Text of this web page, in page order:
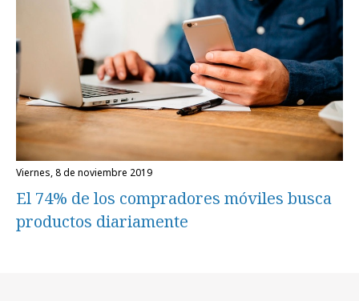
viernes, 8 de noviembre 2019
El 74% de los compradores móviles busca
productos diariamente